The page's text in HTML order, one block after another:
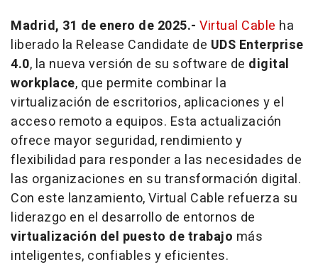
Madrid, 31 de enero de 2025.- Virtual Cable ha
liberado la Release Candidate de UDS Enterprise
4.0, la nueva versión de su software de digital
workplace, que permite combinar la
virtualización de escritorios, aplicaciones y el
acceso remoto a equipos. Esta actualización
ofrece mayor seguridad, rendimiento y
flexibilidad para responder a las necesidades de
las organizaciones en su transformación digital.
Con este lanzamiento, Virtual Cable refuerza su
liderazgo en el desarrollo de entornos de
virtualización del puesto de trabajo más
inteligentes, confiables y eficientes.